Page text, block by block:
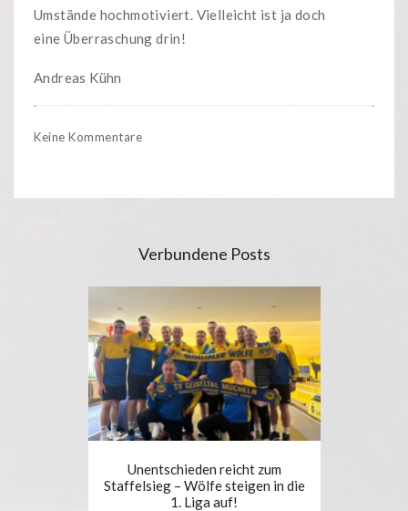
Umstände hochmotiviert. Vielleicht ist ja doch
eine Überraschung drin!
Andreas Kühn
Keine Kommentare
Verbundene Posts
Unentschieden reicht zum
Staffelsieg – Wölfe steigen in die
1. Liga auf!